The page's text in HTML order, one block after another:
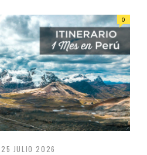
25 JULIO 2026
0